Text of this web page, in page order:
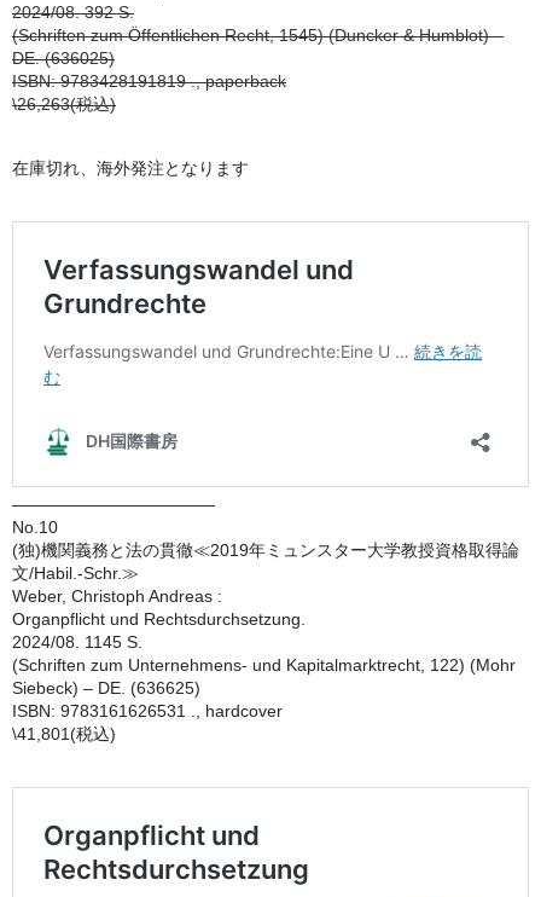
2024/08. 392 S.
(Schriften zum Öffentlichen Recht, 1545) (Duncker & Humblot) –
DE. (636025)
ISBN: 9783428191819 ., paperback
\26,263(税込)
在庫切れ、海外発注となります
————————————
No.10
(独)機関義務と法の貫徹≪2019年ミュンスター大学教授資格取得論
文/Habil.-Schr.≫
Weber, Christoph Andreas :
Organpflicht und Rechtsdurchsetzung.
2024/08. 1145 S.
(Schriften zum Unternehmens- und Kapitalmarktrecht, 122) (Mohr
Siebeck) – DE. (636625)
ISBN: 9783161626531 ., hardcover
\41,801(税込)